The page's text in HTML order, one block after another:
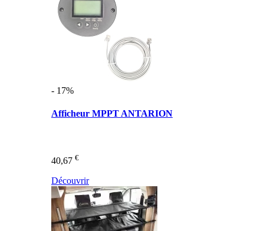
- 17%
Afficheur MPPT ANTARION
40,67 €
Découvrir